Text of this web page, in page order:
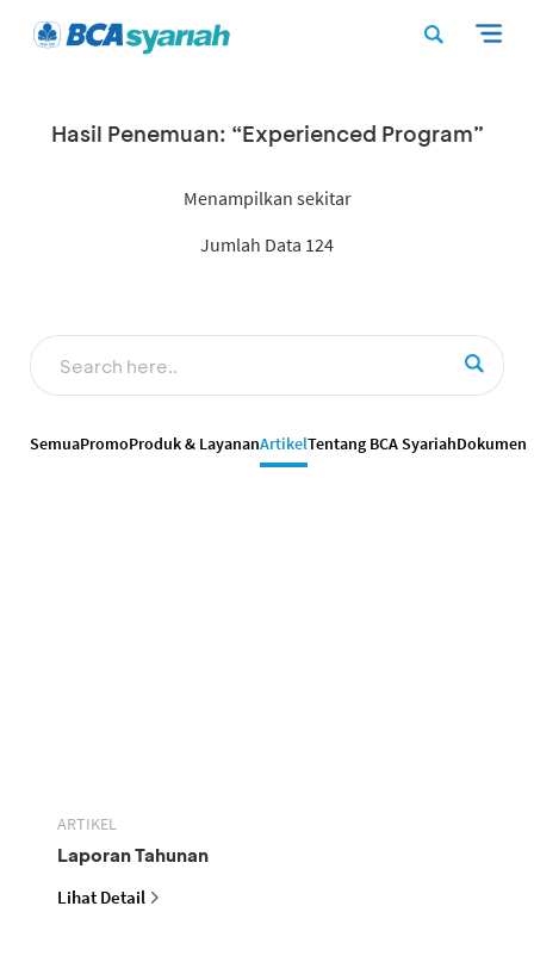
Hasil Penemuan: “Experienced Program”
Menampilkan sekitar
Jumlah Data 124
SemuaPromoProduk & LayananArtikelTentang BCA SyariahDokumen
ARTIKEL
Laporan Tahunan
Lihat Detail